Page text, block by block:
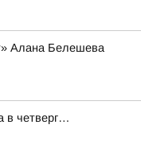
Алана Белешева
в четверг…